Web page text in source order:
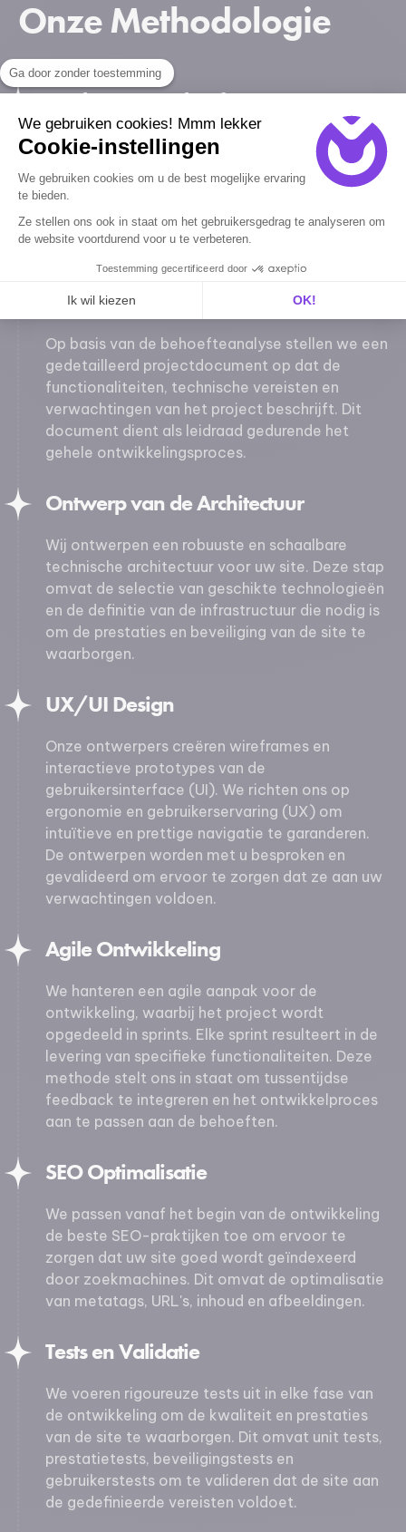
Ga door zonder toestemming
We gebruiken cookies! Mmm lekker
Cookie-instellingen
We gebruiken cookies om u de best mogelijke ervaring
te bieden.
Ze stellen ons ook in staat om het gebruikersgedrag te analyseren om
de website voortdurend voor u te verbeteren.
Toestemming gecertificeerd door
Ik wil kiezen OK!
Ons platform stelt u in staat om uw privacy-instellingen naar
Onze Methodologie
Analyse van Behoeften
We beginnen met een grondige analyse om uw
zakelijke doelen, uw doelgroep en uw specifieke
behoeften te begrijpen. Deze stap omvat
marktonderzoeken en de evaluatie van uw
Opstellen van het lastenboek
Op basis van de behoefteanalyse stellen we een
gedetailleerd projectdocument op dat de
functionaliteiten, technische vereisten en
verwachtingen van het project beschrijft. Dit
document dient als leidraad gedurende het
gehele ontwikkelingsproces.
Ontwerp van de Architectuur
Wij ontwerpen een robuuste en schaalbare
technische architectuur voor uw site. Deze stap
omvat de selectie van geschikte technologieën
en de definitie van de infrastructuur die nodig is
om de prestaties en beveiliging van de site te
waarborgen.
UX/UI Design
Onze ontwerpers creëren wireframes en
interactieve prototypes van de
gebruikersinterface (UI). We richten ons op
ergonomie en gebruikerservaring (UX) om
intuïtieve en prettige navigatie te garanderen.
De ontwerpen worden met u besproken en
gevalideerd om ervoor te zorgen dat ze aan uw
verwachtingen voldoen.
Agile Ontwikkeling
We hanteren een agile aanpak voor de
ontwikkeling, waarbij het project wordt
opgedeeld in sprints. Elke sprint resulteert in de
levering van specifieke functionaliteiten. Deze
methode stelt ons in staat om tussentijdse
feedback te integreren en het ontwikkelproces
aan te passen aan de behoeften.
SEO Optimalisatie
We passen vanaf het begin van de ontwikkeling
de beste SEO-praktijken toe om ervoor te
zorgen dat uw site goed wordt geïndexeerd
door zoekmachines. Dit omvat de optimalisatie
van metatags, URL's, inhoud en afbeeldingen.
Tests en Validatie
We voeren rigoureuze tests uit in elke fase van
de ontwikkeling om de kwaliteit en prestaties
van de site te waarborgen. Dit omvat unit tests,
prestatietests, beveiligingstests en
gebruikerstests om te valideren dat de site aan
de gedefinieerde vereisten voldoet.